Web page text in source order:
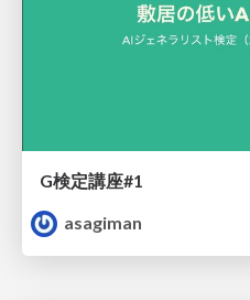
G検定講座#1
asagiman